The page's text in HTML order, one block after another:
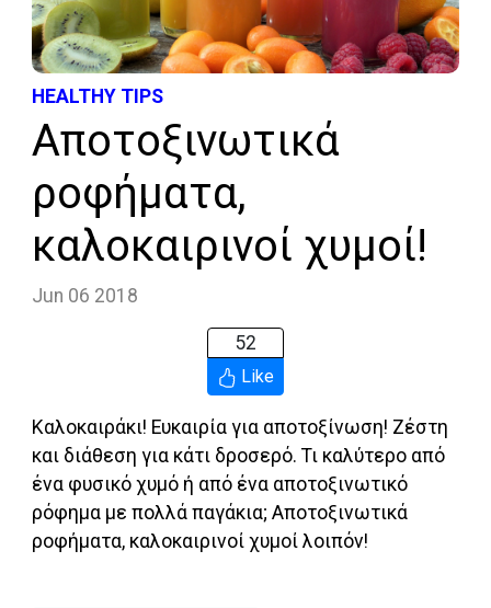
HEALTHY TIPS
Αποτοξινωτικά
ροφήματα,
καλοκαιρινοί χυμοί!
Jun 06 2018
52
Like
Καλοκαιράκι! Ευκαιρία για αποτοξίνωση! Ζέστη
και διάθεση για κάτι δροσερό. Τι καλύτερο από
ένα φυσικό χυμό ή από ένα αποτοξινωτικό
ρόφημα με πολλά παγάκια; Αποτοξινωτικά
ροφήματα, καλοκαιρινοί χυμοί λοιπόν!